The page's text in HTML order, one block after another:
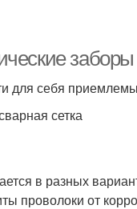
заборы
для себя
сетка
в разных
проволоки от